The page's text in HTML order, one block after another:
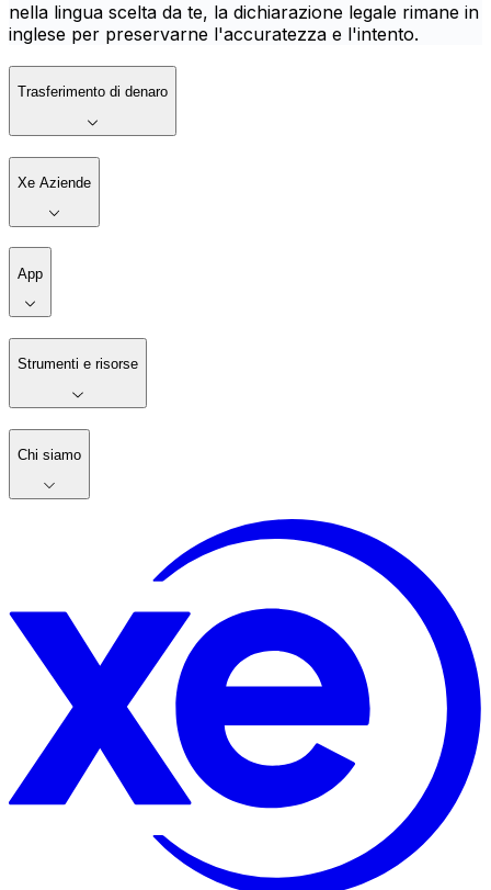
nella lingua scelta da te, la dichiarazione legale rimane in
inglese per preservarne l'accuratezza e l'intento.
Trasferimento di denaro
Xe Aziende
App
Strumenti e risorse
Chi siamo